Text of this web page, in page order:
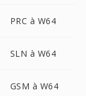
PRC à W64
SLN à W64
GSM à W64